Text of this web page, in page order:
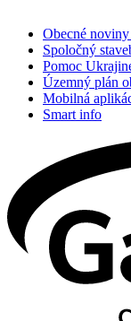
Obecné
Spoločný
Pomoc
Územný plán
Mobilná
Smart info